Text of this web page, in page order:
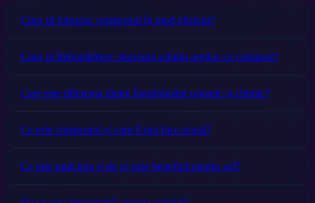
Cum să folosesc compostul în mod eficient?
Cum să îmbunătățesc structura solului argilos cu compost?
Care este diferența dintre îngrășământ organic și chimic?
Ce este compostul și cum îl pot face acasă?
Ce este mulcirea și de ce este benefică pentru sol?